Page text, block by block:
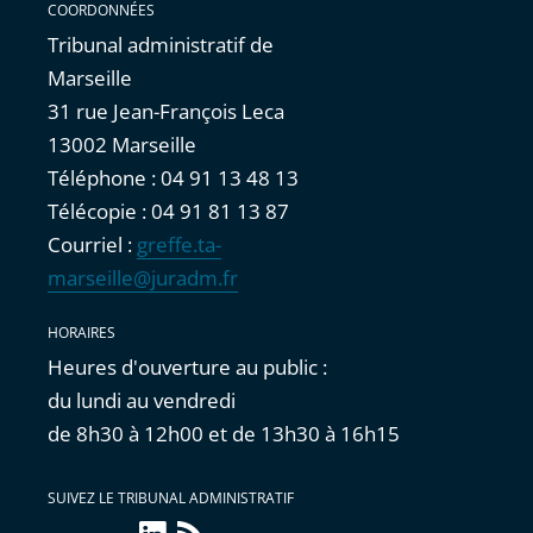
COORDONNÉES
Tribunal administratif de
Marseille
31 rue Jean-François Leca
13002 Marseille
Téléphone : 04 91 13 48 13
Télécopie : 04 91 81 13 87
Courriel : greffe.ta-
marseille@juradm.fr
HORAIRES
Heures d'ouverture au public :
du lundi au vendredi
de 8h30 à 12h00 et de 13h30 à 16h15
SUIVEZ LE TRIBUNAL ADMINISTRATIF